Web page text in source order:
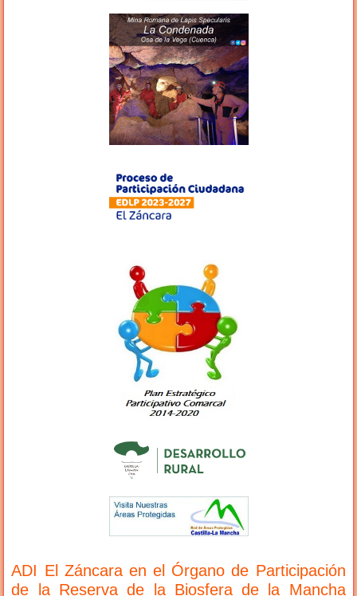
ADI El Záncara en el Órgano de Participación
de la Reserva de la Biosfera de la Mancha